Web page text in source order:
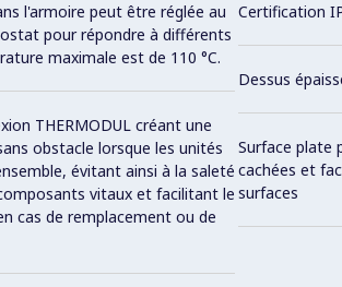
l'armoire peut être réglée au
pour répondre à différents
maximale est de 110 °C.
THERMODUL créant une
obstacle lorsque les unités
évitant ainsi à la saleté
vitaux et facilitant le
cas de remplacement ou de
Certification
Dessus
Surface plate
cachées et
surfaces